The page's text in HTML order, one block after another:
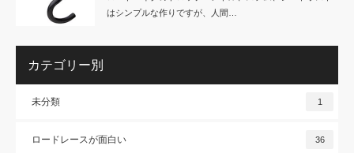
はシンプルな作りですが、人間…
カテゴリー別
未分類 1
ロードレースが面白い 36